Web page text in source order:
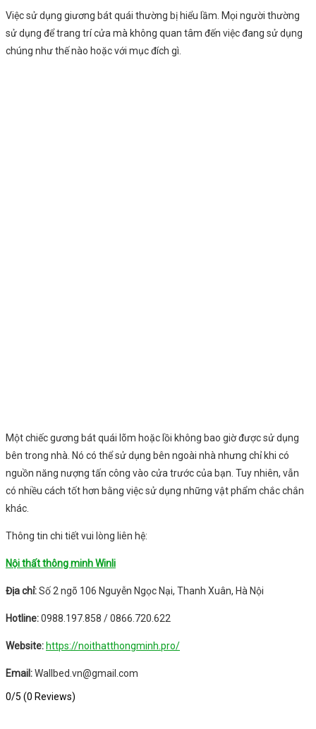
Việc sử dụng giương bát quái thường bị hiểu lầm. Mọi người thường
sử dụng để trang trí cửa mà không quan tâm đến việc đang sử dụng
chúng như thế nào hoặc với mục đích gì.
Một chiếc gương bát quái lõm hoặc lồi không bao giờ được sử dụng
bên trong nhà. Nó có thể sử dụng bên ngoài nhà nhưng chỉ khi có
nguồn năng nượng tấn công vào cửa trước của bạn. Tuy nhiên, vẫn
có nhiều cách tốt hơn bằng việc sử dụng những vật phẩm chắc chắn
khác.
Thông tin chi tiết vui lòng liên hệ:
Nội thất thông minh Winli
Địa chỉ:Số 2 ngõ 106 Nguyễn Ngọc Nại, Thanh Xuân, Hà Nội
Hotline:0988.197.858 / 0866.720.622
Website:https://noithatthongminh.pro/
Email:Wallbed.vn@gmail.com
0/5 (0 Reviews)